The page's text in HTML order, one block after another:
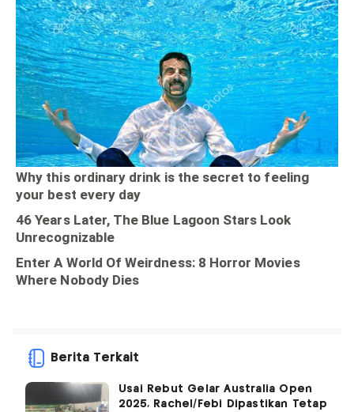
Berita Terkait
Usai Rebut Gelar Australia Open
2025, Rachel/Febi Dipastikan Tetap